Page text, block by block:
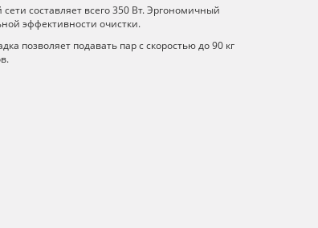
составляет всего 350 Вт. Эргономичный
эффективности очистки.
позволяет подавать пар с скоростью до 90 кг